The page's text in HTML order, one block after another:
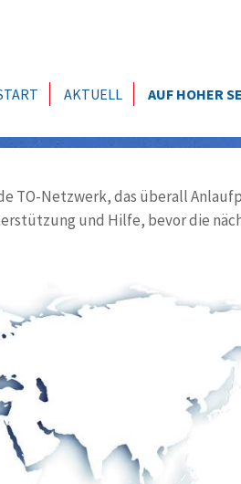
AKTUELL AUF HOHER
TO-Netzwerk, das überall
und Hilfe, bevor die